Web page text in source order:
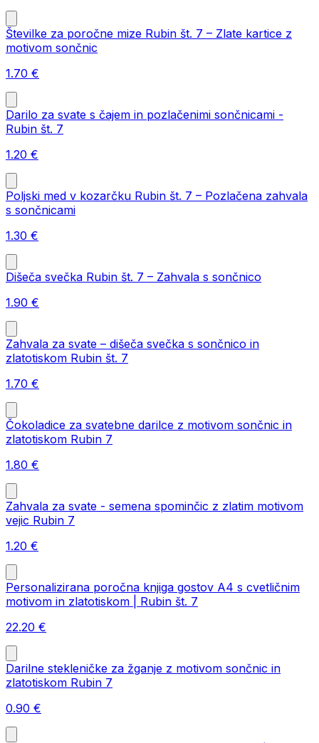
Številke za poročne mize Rubin št. 7 – Zlate kartice z
motivom sončnic
1.70 €
Darilo za svate s čajem in pozlačenimi sončnicami -
Rubin št. 7
1.20 €
Poljski med v kozarčku Rubin št. 7 – Pozlačena zahvala
s sončnicami
1.30 €
Dišeča svečka Rubin št. 7 – Zahvala s sončnico
1.90 €
Zahvala za svate – dišeča svečka s sončnico in
zlatotiskom Rubin št. 7
1.70 €
Čokoladice za svatebne darilce z motivom sončnic in
zlatotiskom Rubin 7
1.80 €
Zahvala za svate - semena spominčic z zlatim motivom
vejic Rubin 7
1.20 €
Personalizirana poročna knjiga gostov A4 s cvetličnim
motivom in zlatotiskom | Rubin št. 7
22.20 €
Darilne stekleničke za žganje z motivom sončnic in
zlatotiskom Rubin 7
0.90 €